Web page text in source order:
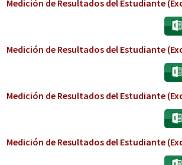
Medición de Resultados del Estudiante
Medición de Resultados del Estudiante
Medición de Resultados del Estudiante
Medición de Resultados del Estudiante